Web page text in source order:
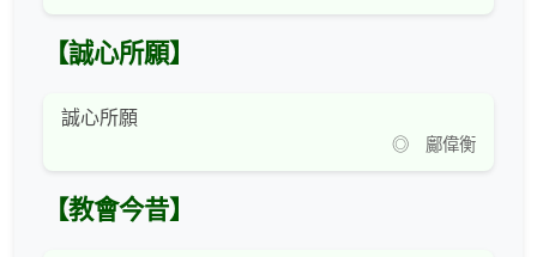
【誠心所願】
誠心所願
◎ 鄺偉衡
【教會今昔】